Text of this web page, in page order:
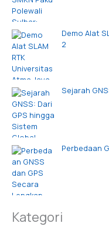
Demo Alat
2
Sejarah
Perbedaan
Kategori